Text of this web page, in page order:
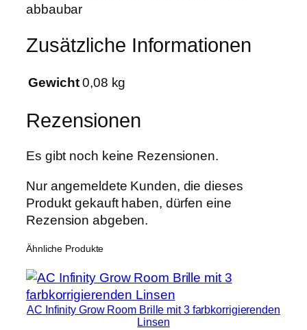
n
g
e
abbaubar
Zusätzliche Informationen
Gewicht 0,08 kg
Rezensionen
Es gibt noch keine Rezensionen.
Nur angemeldete Kunden, die dieses
Produkt gekauft haben, dürfen eine
Rezension abgeben.
Ähnliche Produkte
AC Infinity Grow Room Brille mit 3 farbkorrigierenden
Linsen